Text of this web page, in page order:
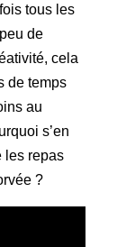
tous les
de
cela
de temps
au
s’en
les repas
?